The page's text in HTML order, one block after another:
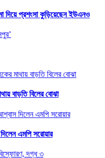
দিয়ে প্রশংসা কুড়িয়েছেন ইউএনও
বাড়তি বিলের বোঝা
এমপি সরোয়ার